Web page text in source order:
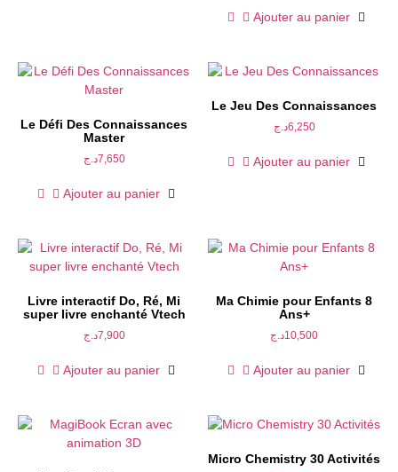
Ajouter au panier
Le Défi Des Connaissances
Master
7,650د.ج
Ajouter au panier
Le Jeu Des Connaissances
6,250د.ج
Ajouter au panier
Livre interactif Do, Ré, Mi
super livre enchanté Vtech
7,900د.ج
Ajouter au panier
Ma Chimie pour Enfants 8
Ans+
10,500د.ج
Ajouter au panier
Micro Chemistry 30 Activités